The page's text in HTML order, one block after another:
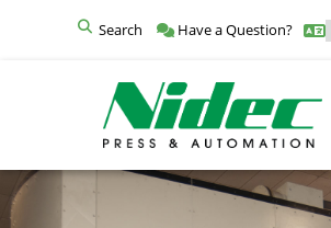
Have a Question?
Search